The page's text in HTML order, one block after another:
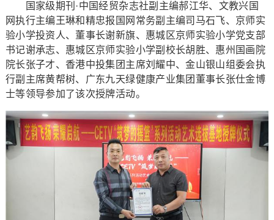
国家级期刊·中国经贸杂志社副主编郝江华、文教兴国
网执行主编王琳和精忠报国网常务副主编司马石飞、京师实
验小学投资人、董事长谢新旗、惠城区京师实验小学党支部
书记谢承志、惠城区京师实验小学副校长胡胜、惠州国画院
院长张子才、香港中投集团主席刘耀中、金山银山组委会执
行副主席黄帮树、广东九天绿健康产业集团董事长张仕金博
士等领导参加了该次授牌活动。